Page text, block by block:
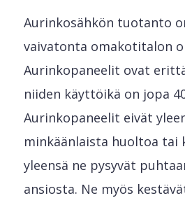
Aurinkosähkön tuotanto
vaivatonta omakotitalon
Aurinkopaneelit ovat
niiden käyttöikä on jopa
Aurinkopaneelit eivät
minkäänlaista huoltoa tai
yleensä ne pysyvät
ansiosta. Ne myös